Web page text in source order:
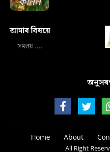
আমাৰ বিষয়ে‍
সমলয় ....
Home About
All Right